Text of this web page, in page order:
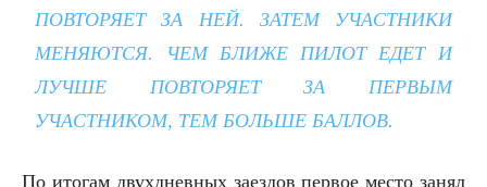
ПОВТОРЯЕТ ЗА НЕЙ. ЗАТЕМ УЧАСТНИКИ
МЕНЯЮТСЯ. ЧЕМ БЛИЖЕ ПИЛОТ ЕДЕТ И
ЛУЧШЕ ПОВТОРЯЕТ ЗА ПЕРВЫМ
УЧАСТНИКОМ, ТЕМ БОЛЬШЕ БАЛЛОВ.
По итогам двухдневных заездов первое место занял